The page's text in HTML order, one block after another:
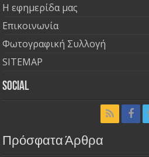
Η εφημερίδα μας
Επικοινωνία
Φωτογραφική Συλλογή
SITEMAP
Social
Πρόσφατα Άρθρα